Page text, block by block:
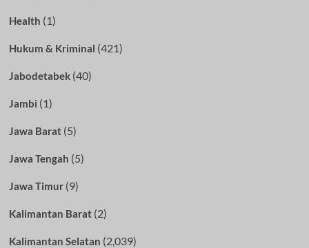
Health (1)
Hukum & Kriminal (421)
Jabodetabek(40)
Jambi (1)
Jawa Barat(5)
Jawa Tengah (5)
Jawa Timur(9)
Kalimantan Barat(2)
Kalimantan Selatan (2,039)